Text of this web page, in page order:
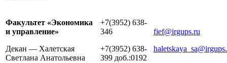
Факультет «Экономика
и управление»
Декан — Халетская
Светлана Анатольевна
+7(3952) 638-
346
+7(3952) 638-
399 доб.:0192
fief@irgups.ru